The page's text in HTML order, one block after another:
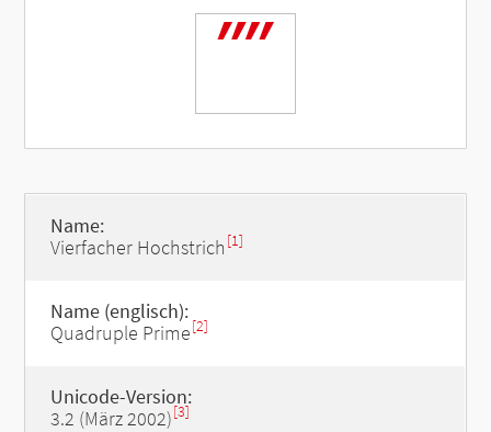
⁗
Name:
Vierfacher Hochstrich [1]
Name (englisch):
Quadruple Prime[2]
Unicode-Version:
3.2 (März 2002)[3]